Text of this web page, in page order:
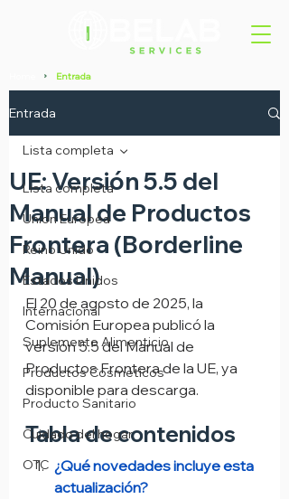
> Entrada
Entrada
Lista completa
Union Europea
Reino Unido
Estados Unidos
Internacional
Suplemento Alimenticio
Productos Cosméticos
Producto Sanitario
Cuidado del hogar
OTC
Lista completa
UE: Versión 5.5 del
Manual de Productos
Frontera (Borderline
Manual)
El 20 de agosto de 2025, la
Comisión Europea publicó la
versión 5.5 del Manual de
Productos Frontera de la UE, ya
disponible para descarga.
Tabla de contenidos
¿Qué novedades incluye esta
actualización?